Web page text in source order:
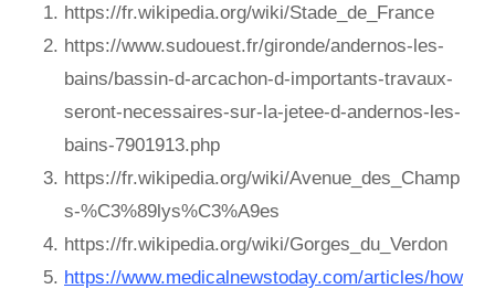
https://fr.wikipedia.org/wiki/Stade_de_France
https://www.sudouest.fr/gironde/andernos-les-
bains/bassin-d-arcachon-d-importants-travaux-
seront-necessaires-sur-la-jetee-d-andernos-les-
bains-7901913.php
https://fr.wikipedia.org/wiki/Avenue_des_Champ
s-%C3%89lys%C3%A9es
https://fr.wikipedia.org/wiki/Gorges_du_Verdon
https://www.medicalnewstoday.com/articles/how